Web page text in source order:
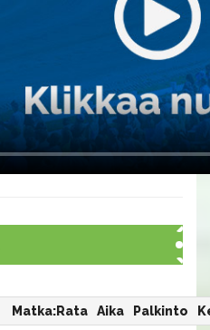
Matka:Rata Aika Palkinto